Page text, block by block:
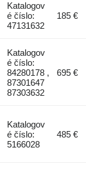
Katalogov
é číslo:
47131632
185 €
Katalogov
é číslo:
84280178 ,
87301647
87303632
695 €
Katalogov
é číslo:
5166028
485 €